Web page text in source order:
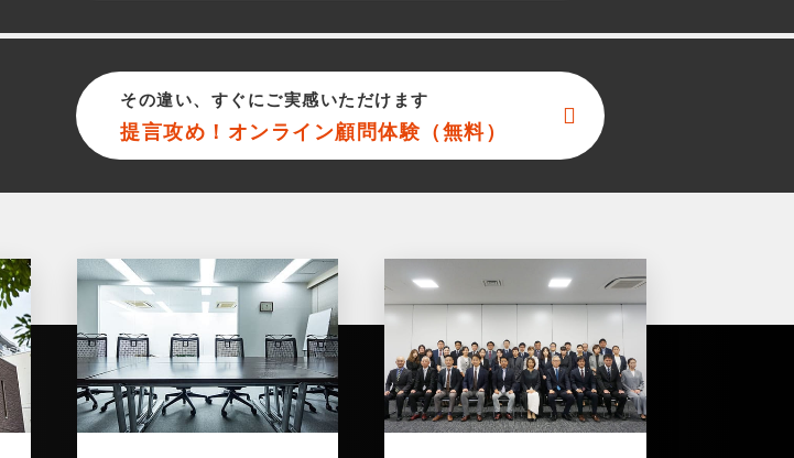
その違い、すぐにご実感いただけます
提言攻め！オンライン顧問体験（無料）